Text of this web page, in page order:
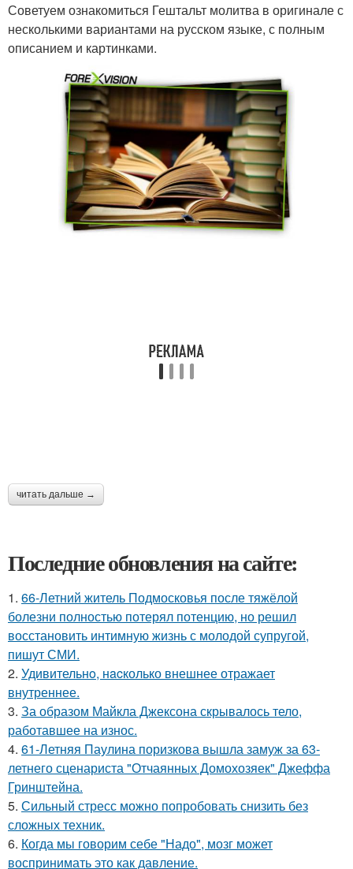
Советуем ознакомиться Гештальт молитва в оригинале с
несколькими вариантами на русском языке, с полным
описанием и картинками.
читать дальше →
Последние обновления на сайте:
1. 66-Летний житель Подмосковья после тяжёлой
болезни полностью потерял потенцию, но решил
восстановить интимную жизнь с молодой супругой,
пишут СМИ.
2. Удивительнo, нacколько внешнее отражает
внутреннее.
3. За образом Майкла Джексона скрывалось тело,
работавшее на износ.
4. 61-Летняя Паулина поризкова вышла замуж за 63-
летнего сценариста "Отчаянных Домохозяек" Джеффа
Гринштейна.
5. Сильный стресс можно попробовать снизить без
сложных техник.
6. Когда мы говорим себе "Надо", мозг может
воспринимать это как давление.